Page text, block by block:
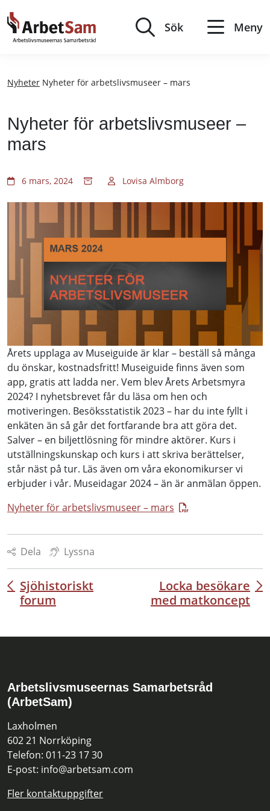
innehållet
Sök Meny
Nyheter Nyheter för arbetslivsmuseer – mars
Nyheter för arbetslivsmuseer –
mars
6 mars, 2024 Lovisa Almborg
Årets upplaga av Museiguide är klar – beställ så många
du önskar, kostnadsfritt! Museiguide finns även som
app, gratis att ladda ner. Vem blev Årets Arbetsmyra
2024? I nyhetsbrevet får du läsa om hen och
motiveringen. Besöksstatistik 2023 – har du inte fyllt i
enkäten än så går det fortfarande bra att göra det.
Salver – en biljettlösning för mindre aktörer. Kurs i
utställningskunskap och kurs i att skriva berättelser,
står näst på tur. Läs även om våra ekonomikurser vi
erbjuder i vår. Museidagar 2024 – än är anmälan öppen.
Nyheter för arbetslivsmuseer – mars
Dela Lyssna
Inläggsnavigering
Sjöhistoriskt
forum
Locka besökare
med matkoncept
Arbetslivsmuseernas Samarbetsråd
(ArbetSam)
Laxholmen
602 21 Norrköping
Telefon: 011-23 17 30
E-post: info@arbetsam.com
Fler kontaktuppgifter